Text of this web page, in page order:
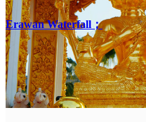
Erawan Waterfall；